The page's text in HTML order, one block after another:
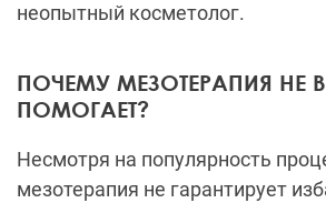
неопытный косметолог.
ПОЧЕМУ МЕЗОТЕРАПИЯ НЕ
ПОМОГАЕТ?
Несмотря на популярность
мезотерапия не гарантирует